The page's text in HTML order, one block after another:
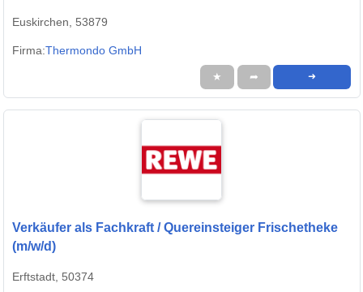
Euskirchen, 53879
Firma:Thermondo GmbH
★ ➦ ➜
Verkäufer als Fachkraft / Quereinsteiger Frischetheke
(m/w/d)
Erftstadt, 50374